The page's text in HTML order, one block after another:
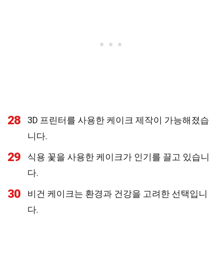
28
3D 프린터를 사용한 케이크 제작이 가능해졌습
니다.
29
식용 꽃을 사용한 케이크가 인기를 끌고 있습니
다.
30
비건 케이크는 환경과 건강을 고려한 선택입니
다.